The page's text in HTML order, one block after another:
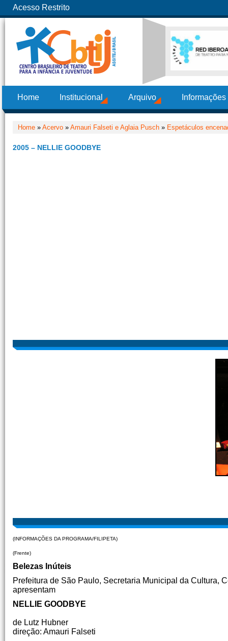
Acesso Restrito
Home Institucional Arquivo
Home » Acervo » Amauri Falseti e Aglaia Pusch » Espetáculos
2005 – NELLIE GOODBYE
(INFORMAÇÕES DA PROGRAMA/FILIPETA)
(Frente)
Belezas Inúteis
Prefeitura de São Paulo, Secretaria Municipal da Cultura,
apresentam
NELLIE GOODBYE
de Lutz Hubner
direção: Amauri Falseti